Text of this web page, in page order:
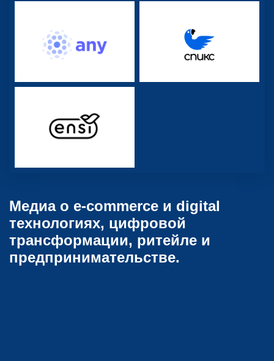
Медиа о e-commerce и digital
технологиях, цифровой
трансформации, ритейле и
предпринимательстве.